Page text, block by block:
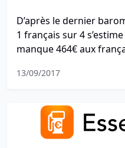
D’après le dernier
1 français sur 4
manque 464€ aux
13/09/2017